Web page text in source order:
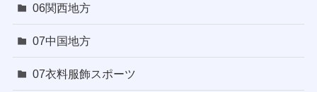
06関西地方
07中国地方
07衣料服飾スポーツ